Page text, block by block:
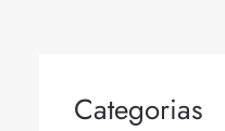
Categorias